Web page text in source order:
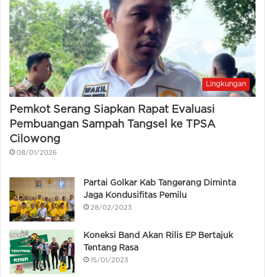
Lingkungan
Pemkot Serang Siapkan Rapat Evaluasi
Pembuangan Sampah Tangsel ke TPSA
Cilowong
08/01/2026
Partai Golkar Kab Tangerang Diminta
Jaga Kondusifitas Pemilu
28/02/2023
Koneksi Band Akan Rilis EP Bertajuk
Tentang Rasa
15/01/2023